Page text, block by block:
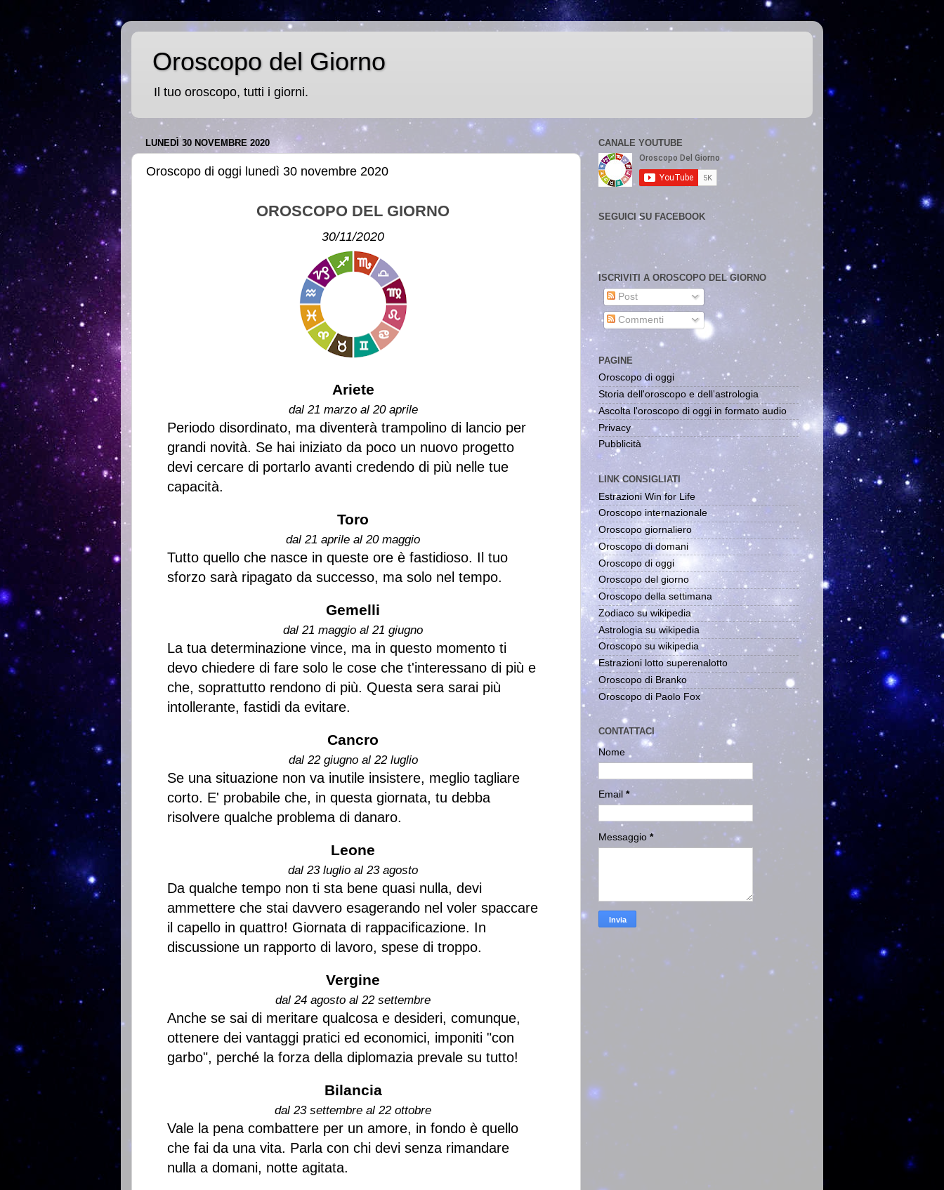
Oroscopo del Giorno
Il tuo oroscopo, tutti i giorni.
LUNEDÌ 30 NOVEMBRE 2020
Oroscopo di oggi lunedì 30 novembre 2020
OROSCOPO DEL GIORNO
30/11/2020
Ariete
dal 21 marzo al 20 aprile
Periodo disordinato, ma diventerà trampolino di lancio per
grandi novità. Se hai iniziato da poco un nuovo progetto
devi cercare di portarlo avanti credendo di più nelle tue
capacità.
Toro
dal 21 aprile al 20 maggio
Tutto quello che nasce in queste ore è fastidioso. Il tuo
sforzo sarà ripagato da successo, ma solo nel tempo.
Gemelli
dal 21 maggio al 21 giugno
La tua determinazione vince, ma in questo momento ti
devo chiedere di fare solo le cose che t'interessano di più e
che, soprattutto rendono di più. Questa sera sarai più
intollerante, fastidi da evitare.
Cancro
dal 22 giugno al 22 luglio
Se una situazione non va inutile insistere, meglio tagliare
corto. E' probabile che, in questa giornata, tu debba
risolvere qualche problema di danaro.
Leone
dal 23 luglio al 23 agosto
Da qualche tempo non ti sta bene quasi nulla, devi
ammettere che stai davvero esagerando nel voler spaccare
il capello in quattro! Giornata di rappacificazione. In
discussione un rapporto di lavoro, spese di troppo.
Vergine
dal 24 agosto al 22 settembre
Anche se sai di meritare qualcosa e desideri, comunque,
ottenere dei vantaggi pratici ed economici, imponiti "con
garbo", perché la forza della diplomazia prevale su tutto!
Bilancia
dal 23 settembre al 22 ottobre
Vale la pena combattere per un amore, in fondo è quello
che fai da una vita. Parla con chi devi senza rimandare
nulla a domani, notte agitata.
CANALE YOUTUBE
SEGUICI SU FACEBOOK
ISCRIVITI A OROSCOPO DEL GIORNO
Post
Commenti
PAGINE
Oroscopo di oggi
Storia dell'oroscopo e dell'astrologia
Ascolta l'oroscopo di oggi in formato audio
Privacy
Pubblicità
LINK CONSIGLIATI
Estrazioni Win for Life
Oroscopo internazionale
Oroscopo giornaliero
Oroscopo di domani
Oroscopo di oggi
Oroscopo del giorno
Oroscopo della settimana
Zodiaco su wikipedia
Astrologia su wikipedia
Oroscopo su wikipedia
Estrazioni lotto superenalotto
Oroscopo di Branko
Oroscopo di Paolo Fox
CONTATTACI
Nome
Email *
Messaggio *